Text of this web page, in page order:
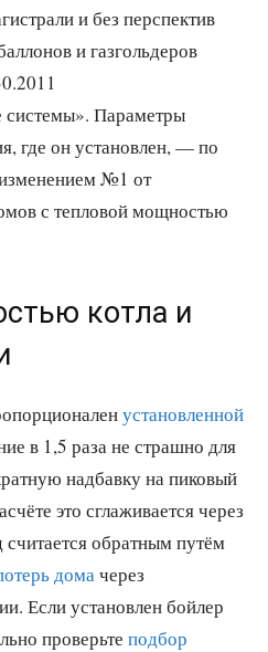
и без перспектив
и газгольдеров
системы». Параметры
где он установлен, — по
№1 от
с тепловой мощностью
котла и
установленной
в 1,5 раза не страшно для
надбавку на пиковый
это сглаживается через
обратным путём
домачерез
Если установлен бойлер
проверьте подбор